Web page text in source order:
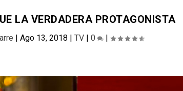
LA VERDADERA PROTAGONISTA
|Ago 13, 2018 |TV |0 |